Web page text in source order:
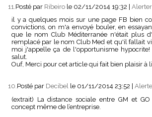
11. Posté par Ribeiro le 02/11/2014 19:32 | Alerter
il y a quelques mois sur une page FB bien
convictions, on m'a envoyé bouler, en
que le nom Club Méditerranée n'était plus
remplacé par le nom Club Med et qu'il fallait
moi j'appelle ça de l'opportunisme
salut.
Ouf, Merci pour cet article qui fait bien plaisir à
10. Posté par Decibel le 01/11/2014 23:52
(extrait) La distance sociale entre GM et
concept même de l’entreprise.